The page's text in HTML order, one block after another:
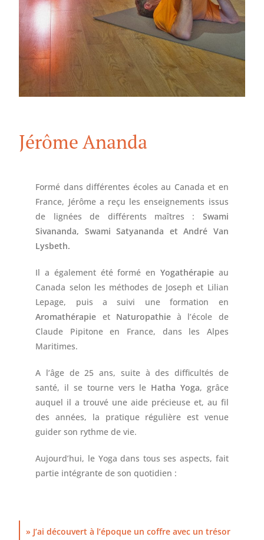
Jérôme Ananda
Formé dans différentes écoles au Canada et en
France, Jérôme a reçu les enseignements issus
de lignées de différents maîtres : Swami
Sivananda, Swami Satyananda et André Van
Lysbeth.
Il a également été formé en Yogathérapieau
Canada selon les méthodes de Joseph et Lilian
Lepage, puis a suivi une formation en
Aromathérapie et Naturopathieà l’école de
Claude Pipitone en France, dans les Alpes
Maritimes.
A l’âge de 25 ans, suite à des difficultés de
santé, il se tourne vers le Hatha Yoga, grâce
auquel il a trouvé une aide précieuse et, au fil
des années, la pratique régulière est venue
guider son rythme de vie.
Aujourd’hui, le Yoga dans tous ses aspects, fait
partie intégrante de son quotidien :
» J’ai découvert à l’époque un coffre avec un trésor